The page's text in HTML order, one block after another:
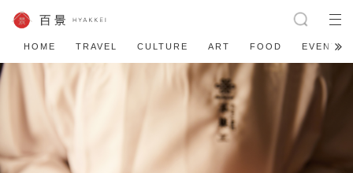
HOME TRAVEL CULTURE ART FOOD EVENT